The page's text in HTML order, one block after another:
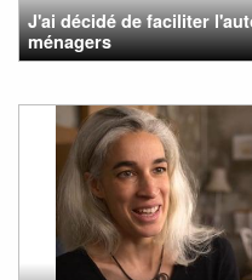
J'ai décidé de faciliter
ménagers